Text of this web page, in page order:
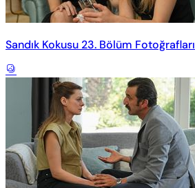
Sandık Kokusu 23. Bölüm Fotoğrafları